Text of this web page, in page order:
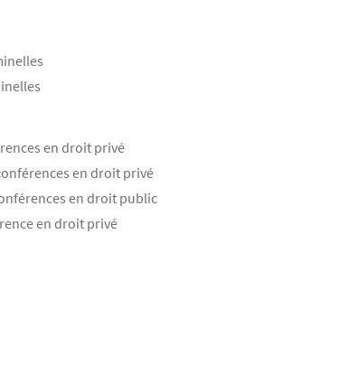
en droit privé
en droit privé
en droit public
en droit privé